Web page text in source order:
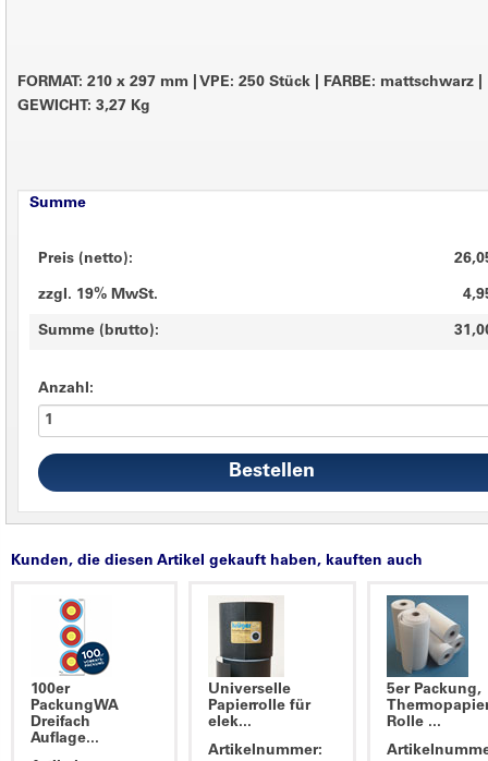
FORMAT: 210 x 297 mm VPE: 250 Stück FARBE: mattschwarz
GEWICHT: 3,27 Kg
Summe
Preis (netto):
zzgl. 19% MwSt.
Summe (brutto):
Anzahl:
Kunden, die diesen Artikel gekauft haben, kauften auch
100er
PackungWA
Dreifach
Auflage...
Universelle
Papierrolle für
elek...
Artikelnummer:
5er Packung,
Rolle ...